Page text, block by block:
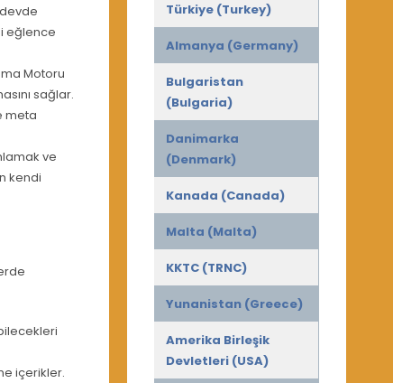
eğlence
Motoru
sağlar.
meta
ve
kendi
içerikler.
Türkiye (Turkey)
Almanya (Germany)
Bulgaristan
(Bulgaria)
Danimarka
(Denmark)
Kanada (Canada)
Malta (Malta)
KKTC (TRNC)
Yunanistan (Greece)
Amerika Birleşik
Devletleri (USA)